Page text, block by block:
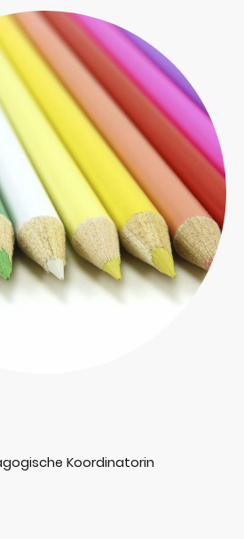
Koordinatorin